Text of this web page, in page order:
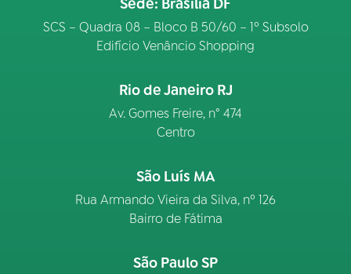
Sede: Brasília DF
SCS – Quadra 08 – Bloco B 50/60 – 1º Subsolo
Edifício Venâncio Shopping
Rio de Janeiro RJ
Av. Gomes Freire, n° 474
Centro
São Luís MA
Rua Armando Vieira da Silva, nº 126
Bairro de Fátima
São Paulo SP